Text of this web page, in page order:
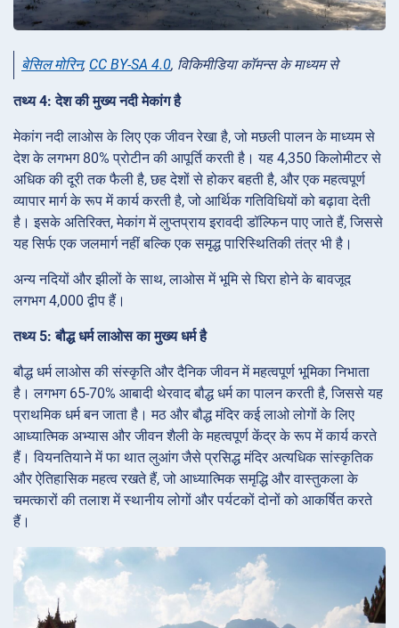
बेसिल मोरिन, CC BY-SA 4.0, विकिमीडिया कॉमन्स के माध्यम से
तथ्य 4: देश की मुख्य नदी मेकांग है
मेकांग नदी लाओस के लिए एक जीवन रेखा है, जो मछली पालन के माध्यम से
देश के लगभग 80% प्रोटीन की आपूर्ति करती है। यह 4,350 किलोमीटर से
अधिक की दूरी तक फैली है, छह देशों से होकर बहती है, और एक महत्वपूर्ण
व्यापार मार्ग के रूप में कार्य करती है, जो आर्थिक गतिविधियों को बढ़ावा देती
है। इसके अतिरिक्त, मेकांग में लुप्तप्राय इरावदी डॉल्फिन पाए जाते हैं, जिससे
यह सिर्फ एक जलमार्ग नहीं बल्कि एक समृद्ध पारिस्थितिकी तंत्र भी है।
अन्य नदियों और झीलों के साथ, लाओस में भूमि से घिरा होने के बावजूद
लगभग 4,000 द्वीप हैं।
तथ्य 5: बौद्ध धर्म लाओस का मुख्य धर्म है
बौद्ध धर्म लाओस की संस्कृति और दैनिक जीवन में महत्वपूर्ण भूमिका निभाता
है। लगभग 65-70% आबादी थेरवाद बौद्ध धर्म का पालन करती है, जिससे यह
प्राथमिक धर्म बन जाता है। मठ और बौद्ध मंदिर कई लाओ लोगों के लिए
आध्यात्मिक अभ्यास और जीवन शैली के महत्वपूर्ण केंद्र के रूप में कार्य करते
हैं। वियनतियाने में फा थात लुआंग जैसे प्रसिद्ध मंदिर अत्यधिक सांस्कृतिक
और ऐतिहासिक महत्व रखते हैं, जो आध्यात्मिक समृद्धि और वास्तुकला के
चमत्कारों की तलाश में स्थानीय लोगों और पर्यटकों दोनों को आकर्षित करते
हैं।